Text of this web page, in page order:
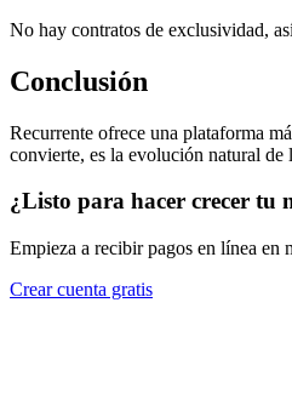
No hay contratos de exclusividad,
Conclusión
Recurrente ofrece una plataforma
convierte, es la evolución natural de
¿Listo para hacer crecer tu
Empieza a recibir pagos en línea en
Crear cuenta gratis